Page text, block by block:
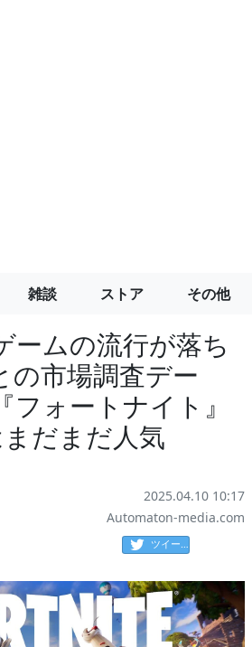
雑談 ストア その他
ームの流行が落ち
の市場調査デー
フォートナイト』
まだまだ人気
2025.04.10 10:17
Automaton-media.com
ツイート